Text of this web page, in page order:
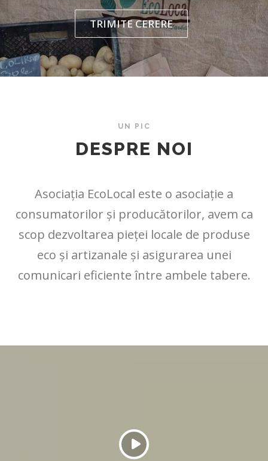
TRIMITE CERERE
UN PIC
DESPRE NOI
Asociația EcoLocal este o asociație a
consumatorilor și producătorilor, avem ca
scop dezvoltarea pieței locale de produse
eco și artizanale și asigurarea unei
comunicari eficiente între ambele tabere.